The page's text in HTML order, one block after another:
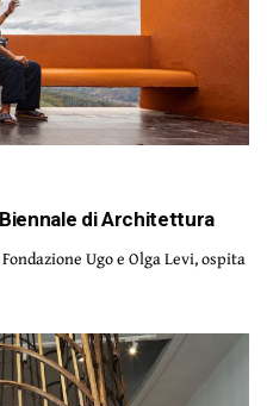
di Architettura
Ugo e Olga Levi, ospita